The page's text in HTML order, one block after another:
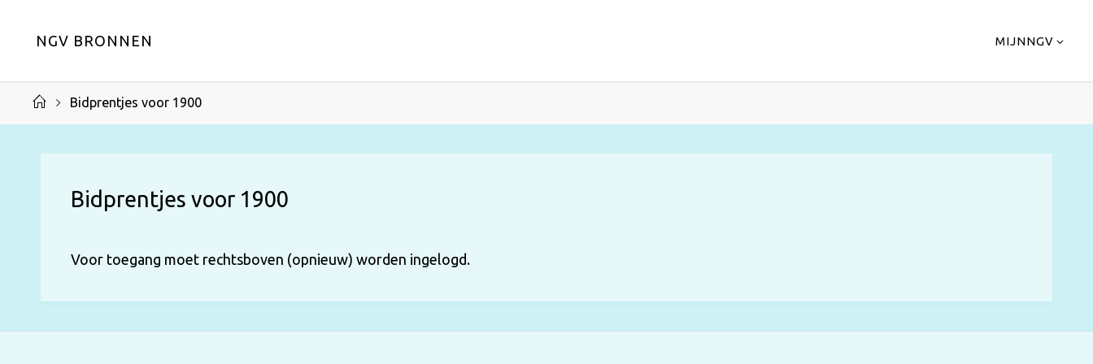
inhoud
N GV B RO N N E N MIJNNGV
HomeBidprentjes voor 1900
Bidprentjes voor 1900
Voor toegang moet rechtsboven (opnieuw) worden ingelogd.